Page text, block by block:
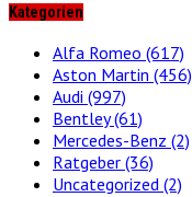
Kategorien
Alfa Romeo (617)
Aston Martin (456)
Audi (997)
Bentley(61)
Mercedes-Benz (2)
Ratgeber (36)
Uncategorized (2)